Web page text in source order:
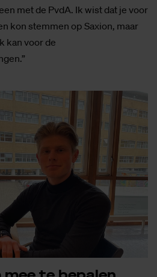
met de PvdA. Ik wist dat je voor
kon stemmen op Saxion, maar
kan voor de